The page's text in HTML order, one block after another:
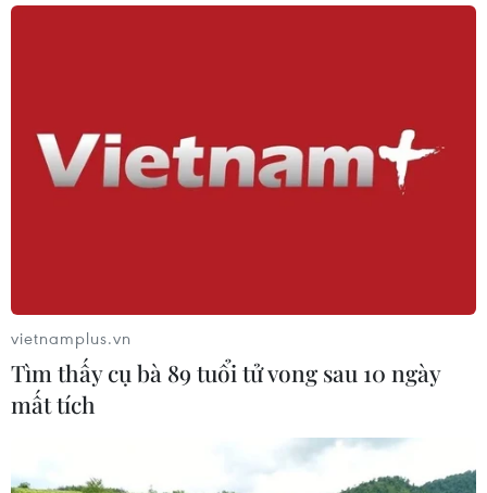
vietnamplus.vn
Tìm thấy cụ bà 89 tuổi tử vong sau 10 ngày
mất tích